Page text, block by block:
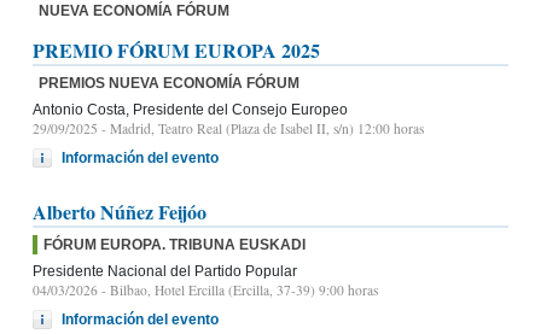
NUEVA ECONOMÍA FÓRUM
PREMIO FÓRUM EUROPA 2025
PREMIOS NUEVA ECONOMÍA FÓRUM
Antonio Costa, Presidente del Consejo Europeo
29/09/2025 - Madrid, Teatro Real (Plaza de Isabel II, s/n) 12:00 horas
Información del evento
Alberto Núñez Feijóo
FÓRUM EUROPA. TRIBUNA EUSKADI
Presidente Nacional del Partido Popular
04/03/2026 - Bilbao, Hotel Ercilla (Ercilla, 37-39) 9:00 horas
Información del evento